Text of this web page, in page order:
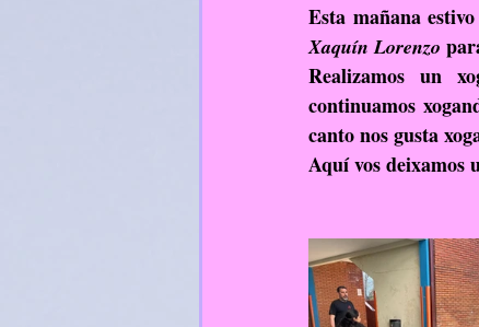
Música EF
Aliméntate ben
Esta mañana
Xaquín Lorenzo
Realizamos un
continuamos
canto nos gusta
Aquí vos deixamos